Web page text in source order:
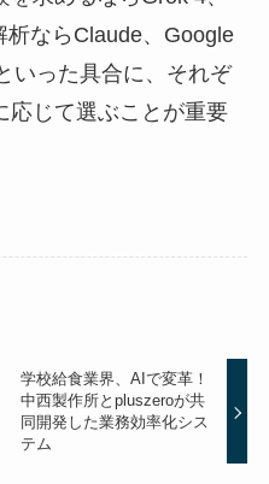
ならClaude、Google
いった具合に、それぞ
応じて選ぶことが重要
学校給食業界、AIで変革！
中西製作所とpluszeroが共
同開発した業務効率化シス
テム